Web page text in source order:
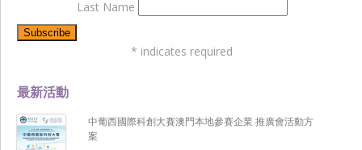
最新活動
中葡西國際科創大賽澳門本地參賽企業 推廣會活動方
案
Last Name
* indicates required